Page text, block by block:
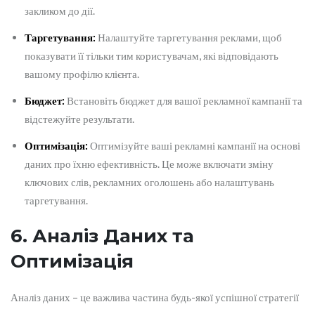
закликом до дії.
Таргетування: Налаштуйте таргетування реклами, щоб
показувати її тільки тим користувачам, які відповідають
вашому профілю клієнта.
Бюджет: Встановіть бюджет для вашої рекламної кампанії та
відстежуйте результати.
Оптимізація: Оптимізуйте ваші рекламні кампанії на основі
даних про їхню ефективність. Це може включати зміну
ключових слів, рекламних оголошень або налаштувань
таргетування.
6. Аналіз Даних та
Оптимізація
Аналіз даних – це важлива частина будь-якої успішної стратегії